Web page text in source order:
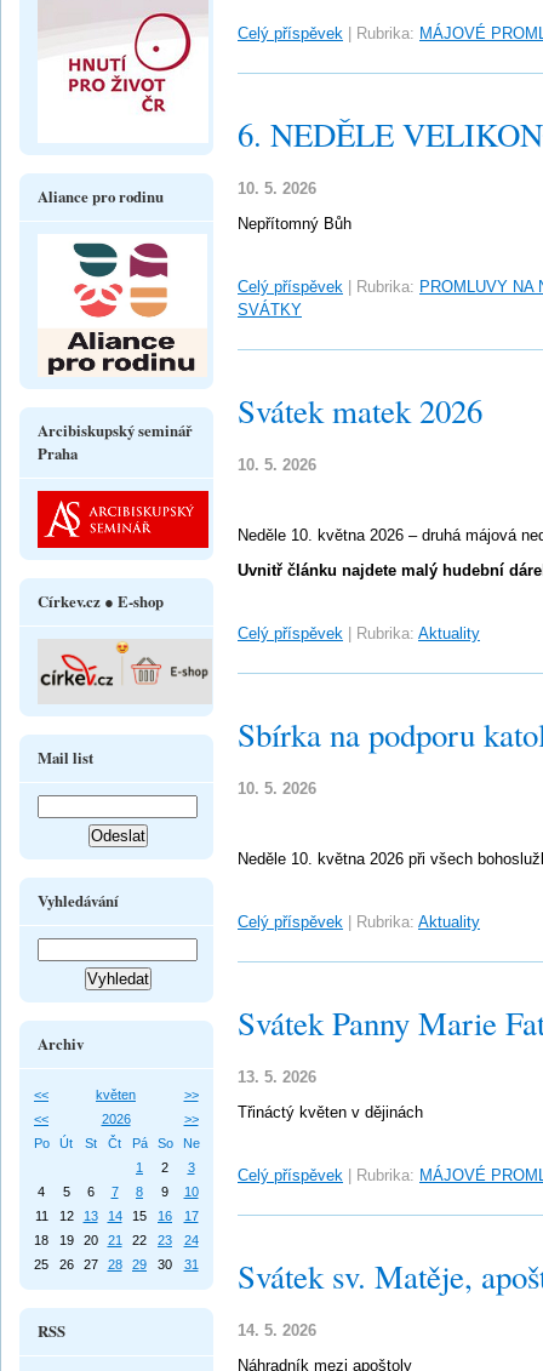
Celý příspěvek Rubrika: MÁJOVÉ
6. NEDĚLE
10. 5. 2026
Nepřítomný Bůh
Celý příspěvek Rubrika: PROMLUVY NA
SVÁTKY
Svátek matek 2026
10. 5. 2026
Neděle 10. května 2026 – druhá májová
Uvnitř článku najdete malý hudební
Celý příspěvek Rubrika: Aktuality
Sbírka na podporu
10. 5. 2026
Neděle 10. května 2026 při všech
Celý příspěvek Rubrika: Aktuality
Svátek Panny Marie
13. 5. 2026
Třináctý květen v dějinách
Celý příspěvek Rubrika: MÁJOVÉ
Svátek sv. Matěje,
14. 5. 2026
Náhradník mezi apoštoly
Aliance pro rodinu
Arcibiskupský seminář
Praha
Církev.cz ● E-shop
Mail list
Vyhledávání
Archiv
<< květen
>>
<<
2026
>>
Po
Út St Čt Pá So
Ne
1
2
3
4
5 6 7 8 9
10
11
12 13 14 15 16
17
18
19 20 21 22 23
24
25
26 27 28 29 30 31
RSS